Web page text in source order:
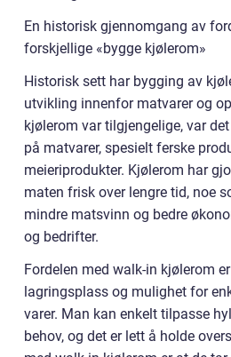
En historisk gjennomgang av
forskjellige «bygge kjølerom»
Historisk sett har bygging av
utvikling innenfor matvarer og
kjølerom var tilgjengelige, var
på matvarer, spesielt ferske
meieriprodukter. Kjølerom har
maten frisk over lengre tid, noe
mindre matsvinn og bedre
og bedrifter.
Fordelen med walk-in kjølerom
lagringsplass og mulighet for
varer. Man kan enkelt tilpasse
behov, og det er lett å holde